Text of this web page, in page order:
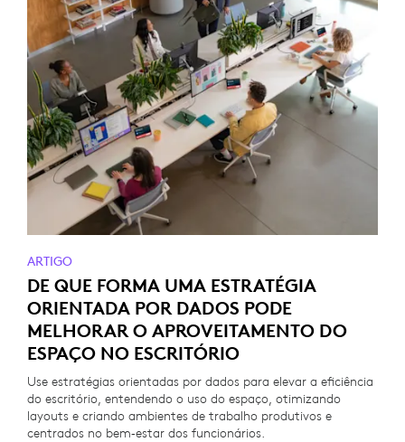
ARTIGO
DE QUE FORMA UMA ESTRATÉGIA
ORIENTADA POR DADOS PODE
MELHORAR O APROVEITAMENTO DO
ESPAÇO NO ESCRITÓRIO
Use estratégias orientadas por dados para elevar a eficiência
do escritório, entendendo o uso do espaço, otimizando
layouts e criando ambientes de trabalho produtivos e
centrados no bem‑estar dos funcionários.